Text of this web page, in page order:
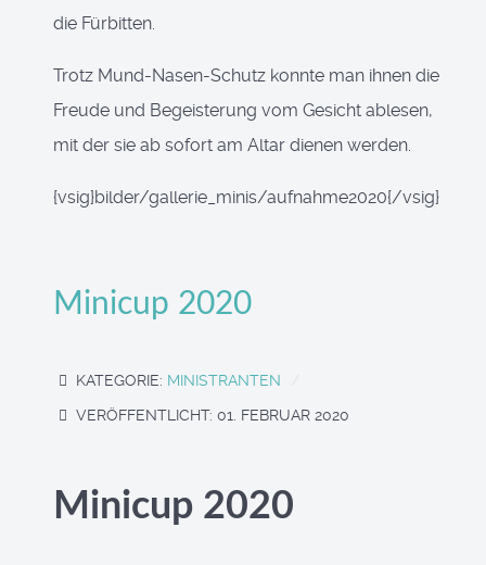
die Fürbitten.
Trotz Mund-Nasen-Schutz konnte man ihnen die
Freude und Begeisterung vom Gesicht ablesen,
mit der sie ab sofort am Altar dienen werden.
{vsig}bilder/gallerie_minis/aufnahme2020{/vsig}
Minicup 2020
KATEGORIE: MINISTRANTEN
VERÖFFENTLICHT: 01. FEBRUAR 2020
Minicup 2020